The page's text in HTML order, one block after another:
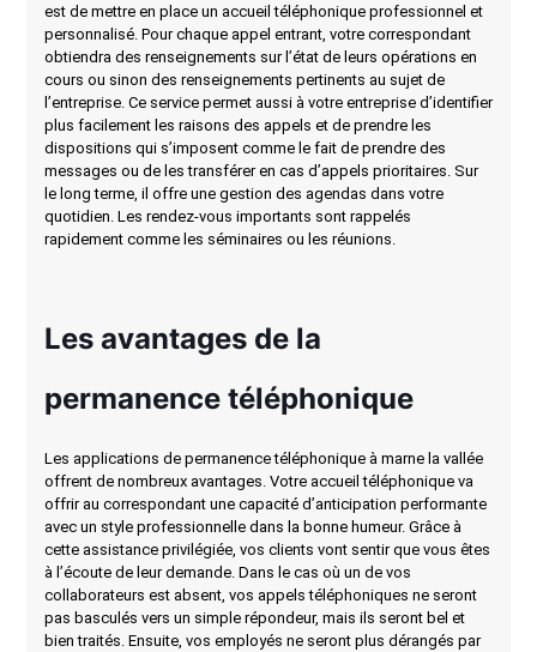
est de mettre en place un accueil téléphonique professionnel et
personnalisé. Pour chaque appel entrant, votre correspondant
obtiendra des renseignements sur l’état de leurs opérations en
cours ou sinon des renseignements pertinents au sujet de
l’entreprise. Ce service permet aussi à votre entreprise d’identifier
plus facilement les raisons des appels et de prendre les
dispositions qui s’imposent comme le fait de prendre des
messages ou de les transférer en cas d’appels prioritaires. Sur
le long terme, il offre une gestion des agendas dans votre
quotidien. Les rendez-vous importants sont rappelés
rapidement comme les séminaires ou les réunions.
Les avantages de la
permanence téléphonique
Les applications de permanence téléphonique à marne la vallée
offrent de nombreux avantages. Votre accueil téléphonique va
offrir au correspondant une capacité d’anticipation performante
avec un style professionnelle dans la bonne humeur. Grâce à
cette assistance privilégiée, vos clients vont sentir que vous êtes
à l’écoute de leur demande. Dans le cas où un de vos
collaborateurs est absent, vos appels téléphoniques ne seront
pas basculés vers un simple répondeur, mais ils seront bel et
bien traités. Ensuite, vos employés ne seront plus dérangés par